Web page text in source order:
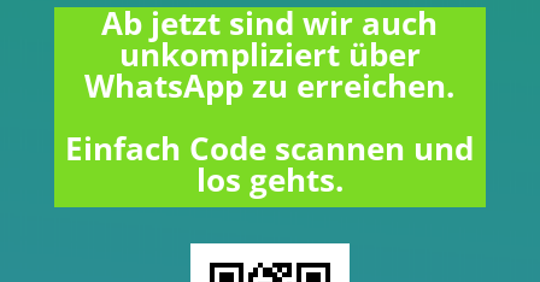
Ab jetzt sind wir auch
unkompliziert über
WhatsApp zu erreichen.
Einfach Code scannen und
los gehts.